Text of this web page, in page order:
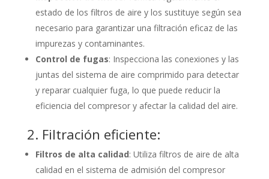
estado de los filtros de aire y los sustituye según sea
necesario para garantizar una filtración eficaz de las
impurezas y contaminantes.
Control de fugas: Inspecciona las conexiones y las
juntas del sistema de aire comprimido para detectar
y reparar cualquier fuga, lo que puede reducir la
eficiencia del compresor y afectar la calidad del aire.
2. Filtración eficiente:
Filtros de alta calidad: Utiliza filtros de aire de alta
calidad en el sistema de admisión del compresor